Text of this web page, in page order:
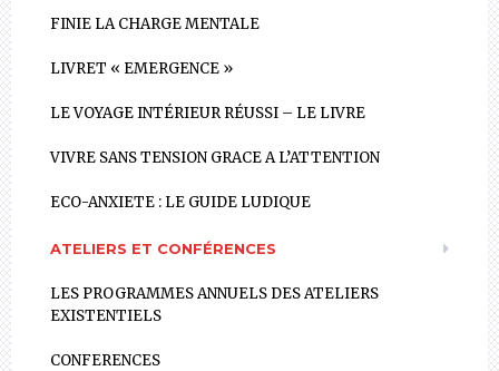
FINIE LA CHARGE MENTALE
LIVRET « EMERGENCE »
LE VOYAGE INTÉRIEUR RÉUSSI – LE LIVRE
VIVRE SANS TENSION GRACE A L’ATTENTION
ECO-ANXIETE : LE GUIDE LUDIQUE
ATELIERS ET CONFÉRENCES
LES PROGRAMMES ANNUELS DES ATELIERS
EXISTENTIELS
CONFERENCES